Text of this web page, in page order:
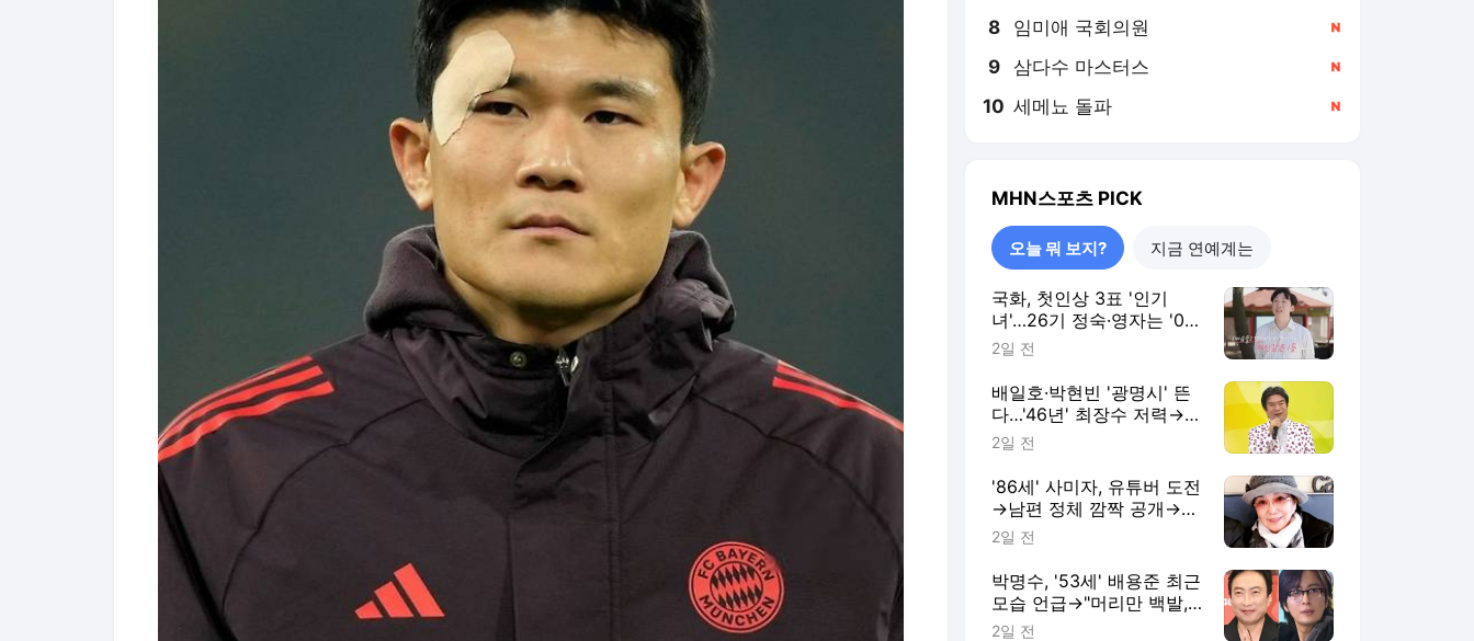
8 임미애 국회의원
9 삼다수 마스터스
10 세메뇨 돌파
MHN스포츠 PICK
오늘 뭐 보지? 지금 연예계는
국화, 첫인상 3표 '인기
녀'…26기 정숙·영자는 '0
표' 희비('나솔사계')
2일 전
배일호·박현빈 '광명시' 뜬
다…'46년' 최장수 저력→동
시간대 1위 사수 '전국노래
2일 전
'86세' 사미자, 유튜버 도전
→남편 정체 깜짝 공개→눈
물…"63년 만에 처음"
2일 전
박명수, '53세' 배용준 최근
모습 언급→"머리만 백발,
얼굴 그대로더라" 감탄 ('라
2일 전